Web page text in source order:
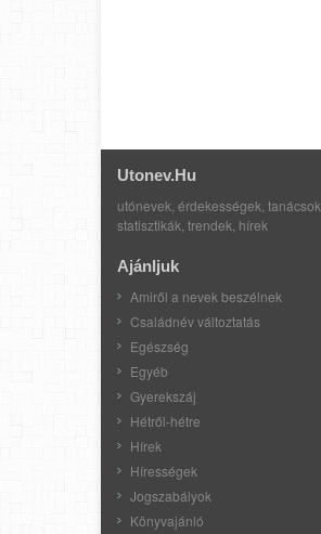
Utonev.hu
utónevek, érdekességek, tanácsok,
statisztikák, trendek, hírek
Ajánljuk
Amiről a nevek beszélnek
Családnév változtatás
Egészség
Egyéb
Gyerekszáj
Hétről-hétre
Hírek
Hírességek
Jogszabályok
Könyvajánló